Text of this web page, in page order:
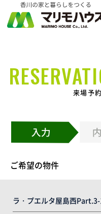
家づくりの約束
私たちの家づくり
施工実績
MARIMO Life Story
来場予
ご希望の物件
ラ・プエルタ屋島西